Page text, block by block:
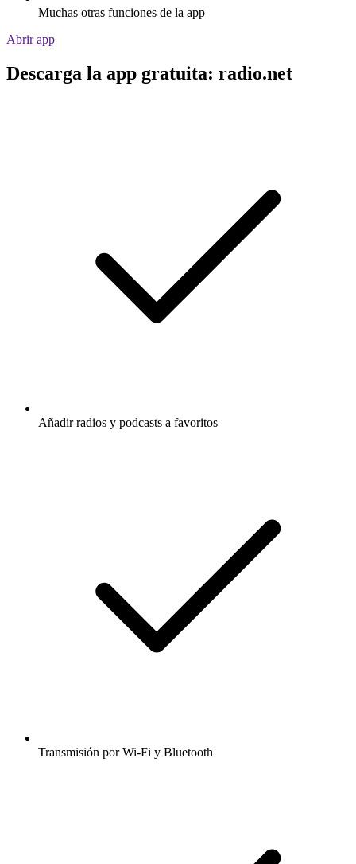
Muchas otras funciones de la app
Abrir app
Descarga la app gratuita: radio.net
Añadir radios y podcasts a favoritos
Transmisión por Wi-Fi y Bluetooth